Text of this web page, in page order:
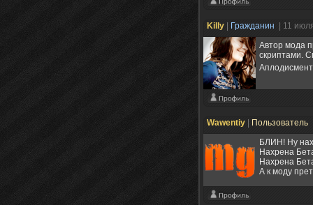
Killy Гражданин
| 11
Автор мода
скриптами.
Wawentiy Пользователь
БЛИН! Ну
Нахрена
Нахрена
А к моду